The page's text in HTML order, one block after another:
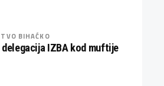
BIHAĆKO
IZBA kod muftije